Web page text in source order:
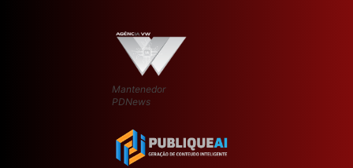
Mantenedor
PDNews